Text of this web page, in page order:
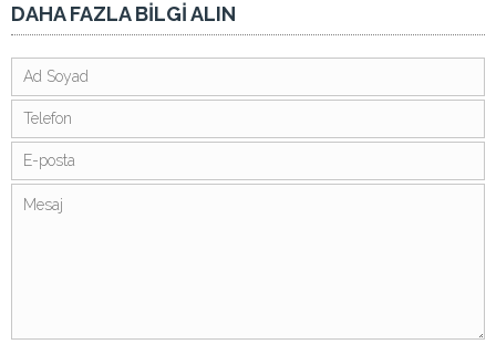
DAHA FAZLA BİLGİ ALIN